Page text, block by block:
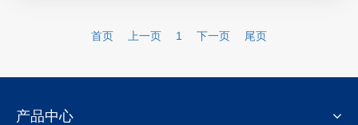
首页 上一页 1 下一页 尾页
产品中心